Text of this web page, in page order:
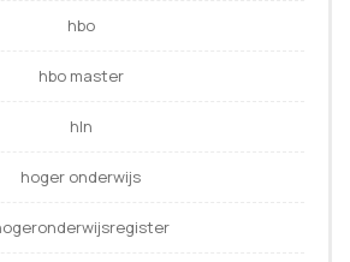
hbo
hbo master
hln
hoger onderwijs